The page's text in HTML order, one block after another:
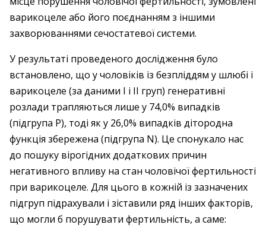
варикоцеле або його поєднанням з іншими
захворюваннями сечостатевої системи.
У результаті проведеного дослідження було
встановлено, що у чоловіків із безпліддям у шлюбі і
варикоцеле (за даними І і ІІ груп) генеративні
розлади трапляються лише у 74,0% випадків
(підгрупа Р), тоді як у 26,0% випадків дітородна
функція збережена (підгрупа N). Це спонукало нас
до пошуку вірогідних додаткових причин
негативного впливу на стан чоловічої фертильності
при варикоцеле. Для цього в кожній із зазначених
підгруп підрахували і зіставили ряд інших факторів,
що могли б порушувати фертильність, а саме: